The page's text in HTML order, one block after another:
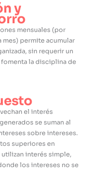
y
mensuales (por
permite acumular
sin requerir un
la disciplina de
el interés
se suman al
sobre intereses.
superiores en
interés simple,
los intereses no se